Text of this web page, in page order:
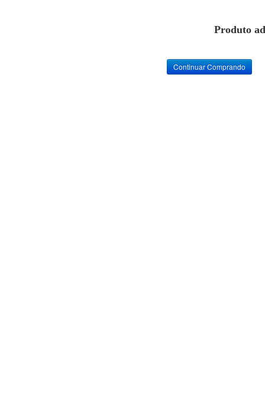
Produto
Continuar Comprando